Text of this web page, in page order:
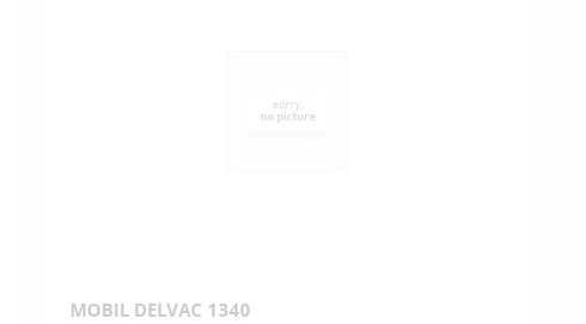
MOBIL DELVAC 1340